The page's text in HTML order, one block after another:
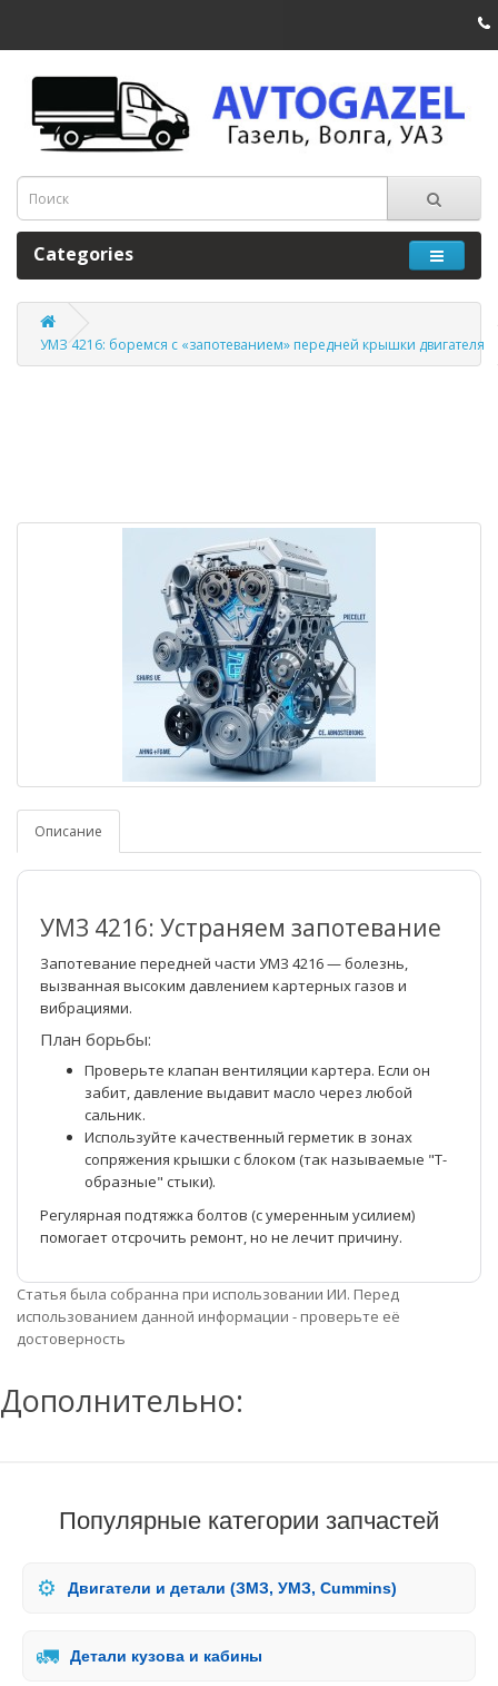
Categories
УМЗ 4216: боремся с «запотеванием» передней крышки двигателя
Описание
УМЗ 4216: Устраняем запотевание
Запотевание передней части УМЗ 4216 — болезнь,
вызванная высоким давлением картерных газов и
вибрациями.
План борьбы:
Проверьте клапан вентиляции картера. Если он
забит, давление выдавит масло через любой
сальник.
Используйте качественный герметик в зонах
сопряжения крышки с блоком (так называемые "Т-
образные" стыки).
Регулярная подтяжка болтов (с умеренным усилием)
помогает отсрочить ремонт, но не лечит причину.
Статья была собранна при использовании ИИ. Перед
использованием данной информации - проверьте её
достоверность
Дополнительно:
Популярные категории запчастей
⚙️ Двигатели и детали (ЗМЗ, УМЗ, Cummins)
🚛 Детали кузова и кабины